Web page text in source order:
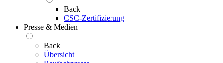
Back
CSC-Zertifizierung
Presse & Medien
Back
Übersicht